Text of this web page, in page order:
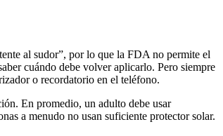
al sudor”, por lo que la FDA no permite el
cuándo debe volver aplicarlo. Pero siempre
o recordatorio en el teléfono.
En promedio, un adulto debe usar
a menudo no usan suficiente protector solar.